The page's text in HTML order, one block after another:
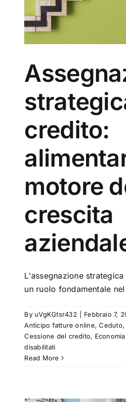
credito:
motore
crescita
L'assegnazione
un ruolo fondamentale
By uVgKGtsr432 Febbraio 7,
Anticipo fatture online,Ceduto
Cessione del credito, Economia
disabilitatisu
Assegnazione
Read More